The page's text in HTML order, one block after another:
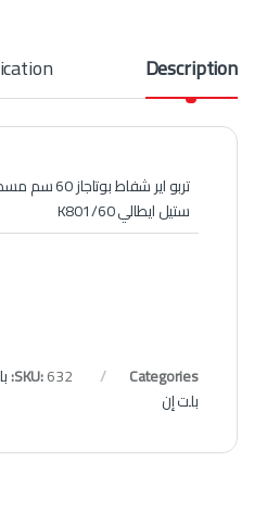
Description
تربو اير
ستيل ايطالي K801/60
SKU:632 Categories:
بلت إن